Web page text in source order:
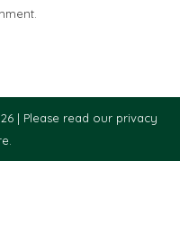
| Please read our privacy